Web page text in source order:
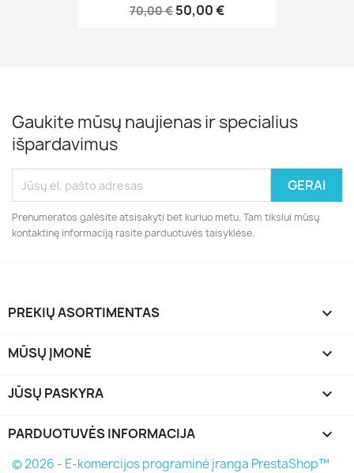
70,00 € 50,00 €
Gaukite mūsų naujienas ir specialius
išpardavimus
Prenumeratos galėsite atsisakyti bet kuriuo metu. Tam tikslui mūsų
kontaktinę informaciją rasite parduotuvės taisyklėse.
PREKIŲ ASORTIMENTAS 
MŪSŲ ĮMONĖ 
JŪSŲ PASKYRA 
PARDUOTUVĖS INFORMACIJA keyboard_arrow_down
© 2026 - E-komercijos programinė įranga PrestaShop™